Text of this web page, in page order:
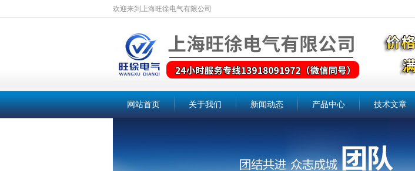
欢迎来到上海旺徐电气有限公司
网站首页 关于我们 新闻动态 产品中心 技术文章